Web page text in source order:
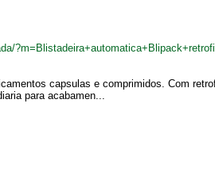
capsulas e comprimidos. Com
para acabamen...